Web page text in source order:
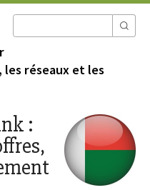
les réseaux et les
: